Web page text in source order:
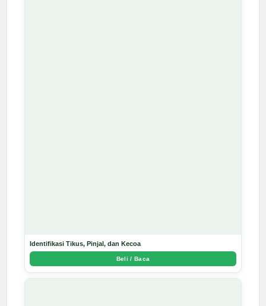
Identifikasi Tikus, Pinjal, dan Kecoa
Beli / Baca